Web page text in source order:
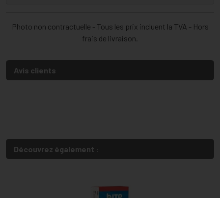
Photo non contractuelle - Tous les prix incluent la TVA - Hors
frais de livraison.
Avis clients
Découvrez également :